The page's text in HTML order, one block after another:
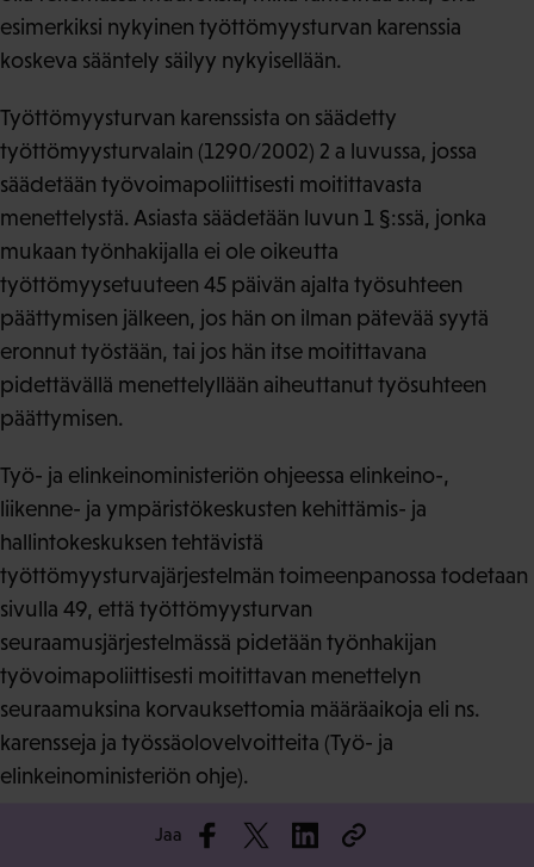
esimerkiksi nykyinen työttömyysturvan karenssia
koskeva sääntely säilyy nykyisellään.
Työttömyysturvan karenssista on säädetty
työttömyysturvalain (1290/2002) 2 a luvussa, jossa
säädetään työvoimapoliittisesti moitittavasta
menettelystä. Asiasta säädetään luvun 1 §:ssä, jonka
mukaan työnhakijalla ei ole oikeutta
työttömyysetuuteen 45 päivän ajalta työsuhteen
päättymisen jälkeen, jos hän on ilman pätevää syytä
eronnut työstään, tai jos hän itse moitittavana
pidettävällä menettelyllään aiheuttanut työsuhteen
päättymisen.
Työ- ja elinkeinoministeriön ohjeessa elinkeino-,
liikenne- ja ympäristökeskusten kehittämis- ja
hallintokeskuksen tehtävistä
työttömyysturvajärjestelmän toimeenpanossa todetaan
sivulla 49, että työttömyysturvan
seuraamusjärjestelmässä pidetään työnhakijan
työvoimapoliittisesti moitittavan menettelyn
seuraamuksina korvauksettomia määräaikoja eli ns.
karensseja ja työssäolovelvoitteita (Työ- ja
elinkeinoministeriön ohje).
Irtisanotulle henkilölle asetetaan siis hyvin helposti
Jaa